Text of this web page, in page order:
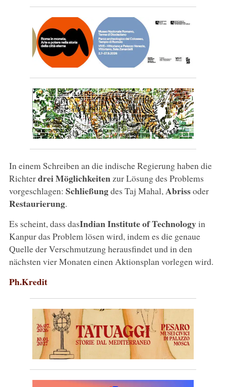
In einem Schreiben an die indische Regierung haben die
Richterdrei Möglichkeiten zur Lösung des Problems
vorgeschlagen: Schließungdes Taj Mahal,Abrissoder
Restaurierung.
Es scheint, dass dasIndian Institute of Technologyin
Kanpur das Problem lösen wird, indem es die genaue
Quelle der Verschmutzung herausfindet und in den
nächsten vier Monaten einen Aktionsplan vorlegen wird.
Ph.Kredit